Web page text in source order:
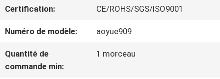
DE
QUALITÉ
CONTACTEZ-
Certification: CE/ROHS/SGS/ISO9001
Numéro de modèle: aoyue909
Quantité de
commande min:
1 morceau